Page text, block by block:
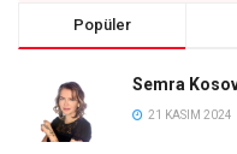
Popüler
Semra
21 KASIM 2024